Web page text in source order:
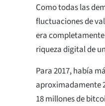
Como todas las
fluctuaciones de
era
riqueza digital de
Para 2017, había
aproximadamente
18 millones de